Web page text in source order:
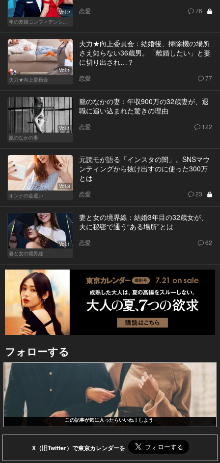
Vol.2
恋愛 76
Vol.1
夫力★向上委員会
夫力★向上委員会：結婚後、掃除機の場所
さえ知らない36歳男。「離婚したい」と妻
に切り出され…？
恋愛 77
Vol.1
籠のなかの妻
籠のなかの妻：年収900万の32歳妻が、退
職に追い込まれた驚きの理由
恋愛 122
Vol.8
オンナの金遣い
元読モが語る「インスタの闇」。SNSマウ
ンティングから抜け出すのに使った300万
とは
恋愛 23
Vol.1
妻と女の境界線
妻と女の境界線：結婚3年目の32歳女が、
夫に秘密で通う“ある場所”とは
恋愛 62
フォローする
この記事が気に入ったらいいね！しよう
X（旧Twitter）で東京カレンダーを